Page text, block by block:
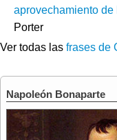
aprovechamiento
Porter
Ver todas las frases de
Napoleón Bonaparte